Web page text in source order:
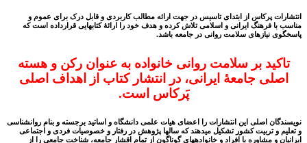
انتشارات پرکاس از ابتدای تاسیس در جهت ارائه مطالب کاربردی و قابل درک برای عموم و
مناسب با فرهنگ ایرانی و اسلامی تلاش کرده و هدف خود را ارائۀ کتابهایی قرارداده است که
پاسخگوی نیازهای سلامت روانی در جامعه باشد.
تاکید بر سلامت روانی خانواده به عنوان رکن و هسته
اصلی جامعۀ ایرانی، در انتشار کتاب از اهداف اصلی
پَرکاس است.
نویسندگان اصلی این انتشارات را اعضای هیات علمی دانشگاه و اساتید برجسته و بنام روان‏شناسی
و تعلیم و تربیت کشور تشکیل می‏دهند که سالها پژوهش در رفتار و خصوصیات فردی و اجتماعی
ایرانیان و مشاوره با افراد و خانواده‎‏های گوناگون از تمام اقشار جامعه، شناخت جامعی را از